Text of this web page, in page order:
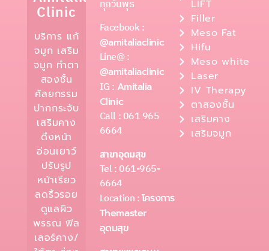
Clinic
บริการ แก้
จมูก เสริม
จมูก ทำตา
สองชั้น
ศัลยกรรม
ปากกระจับ
เสริมคาง
ดึงหน้า
อ่อนเยาว์
ปรับรูป
หน้าเรียว
ลดริ้วรอย
ดูแลผิว
พรรณ ฟิล
เลอร์คาง/
ทุกวันพุธ
Facebook :
@amitaliaclinic
Line@ :
@amitaliaclinic
IG : Amitalia
Clinic
Call : 061 965
6664
สาขาอุดมสุข
Tel : 061-965-
6664
Location :โครงการ
Themaster
อุดมสุข
LIFT
Filler
Meso Fat
Hifu
Meso white
Laser
IV Therapy
ตาสองชั้น
เสริมคาง
เสริมจมูก